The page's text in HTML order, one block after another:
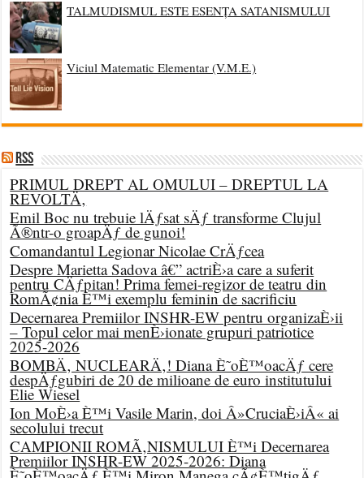
TALMUDISMUL ESTE ESENȚA SATANISMULUI
Viciul Matematic Elementar (V.M.E.)
RSS
PRIMUL DREPT AL OMULUI – DREPTUL LA
REVOLTÄ‚
Emil Boc nu trebuie lÄƒsat sÄƒ transforme Clujul
Ã®ntr-o groapÄƒ de gunoi!
Comandantul Legionar Nicolae CrÄƒcea
Despre Marietta Sadova â€” actriÈ›a care a suferit
pentru CÄƒpitan! Prima femei-regizor de teatru din
RomÃ¢nia È™i exemplu feminin de sacrificiu
Decernarea Premiilor INSHR-EW pentru organizaÈ›ii
– Topul celor mai menÈ›ionate grupuri patriotice
2025-2026
BOMBÄ‚ NUCLEARÄ‚! Diana È˜oÈ™oacÄƒ cere
despÄƒgubiri de 20 de milioane de euro institutului
Elie Wiesel
Ion MoÈ›a È™i Vasile Marin, doi Â»CruciaÈ›iÂ« ai
secolului trecut
CAMPIONII ROMÃ‚NISMULUI È™i Decernarea
Premiilor INSHR-EW 2025-2026: Diana